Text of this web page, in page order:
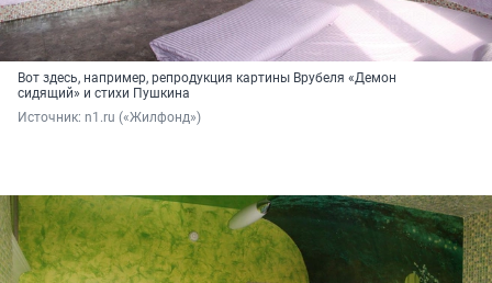
Вот здесь, например, репродукция картины Врубеля «Демон
сидящий» и стихи Пушкина
Источник: n1.ru («Жилфонд»)